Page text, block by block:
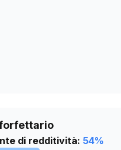
di redditività: 54%